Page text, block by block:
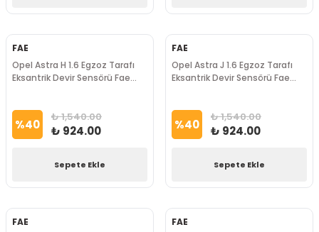
FAE
Opel Astra H 1.6 Egzoz Tarafı
Eksantrik Devir Sensörü Fae
%40 ₺ 1,540.00
₺ 924.00
Sepete Ekle
FAE
Opel Astra J 1.6 Egzoz Tarafı
Eksantrik Devir Sensörü Fae
%40 ₺ 1,540.00
₺ 924.00
Sepete Ekle
FAE
FAE